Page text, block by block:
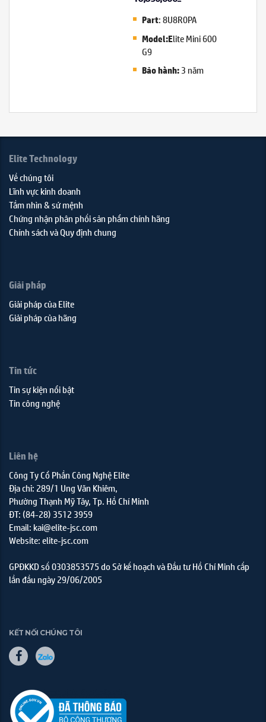
Part: 8U8R0PA
Model:Elite Mini 600
G9
Bảo hành:3 năm
Elite Technology
Về chúng tôi
Lĩnh vực kinh doanh
Tầm nhìn & sứ mệnh
Chứng nhận phân phối sản phẩm chính hãng
Chính sách và Quy định chung
Giải pháp
Giải pháp của Elite
Giải pháp của hãng
Tin tức
Tin sự kiện nổi bật
Tin công nghệ
Liên hệ
Công Ty Cổ Phần Công Nghệ Elite
Địa chỉ: 289/1 Ung Văn Khiêm,
Phường Thạnh Mỹ Tây, Tp. Hồ Chí Minh
ĐT: (84-28) 3512 3959
Email: kai@elite-jsc.com
Website: elite-jsc.com
GPĐKKD số 0303853575 do Sở kế hoạch và Đầu tư Hồ Chí Minh cấp
lần đầu ngày 29/06/2005
KẾT NỐI CHÚNG TÔI